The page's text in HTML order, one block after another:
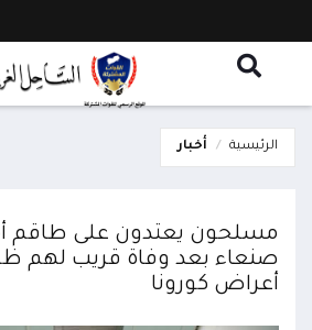
الرئيسية أخبار
مسلحون يعتدون على طاقم
صنعاء بعد وفاة قريب لهم
أعراض كورونا